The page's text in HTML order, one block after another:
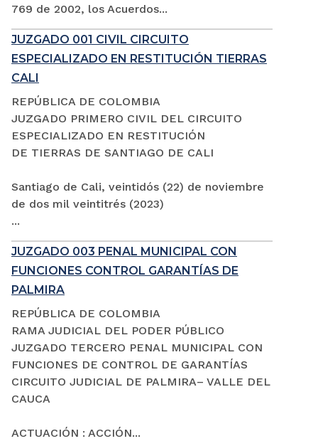
769 de 2002, los Acuerdos...
JUZGADO 001 CIVIL CIRCUITO
ESPECIALIZADO EN RESTITUCIÓN TIERRAS
CALI
REPÚBLICA DE COLOMBIA
JUZGADO PRIMERO CIVIL DEL CIRCUITO
ESPECIALIZADO EN RESTITUCIÓN
DE TIERRAS DE SANTIAGO DE CALI
Santiago de Cali, veintidós (22) de noviembre
de dos mil veintitrés (2023)
...
JUZGADO 003 PENAL MUNICIPAL CON
FUNCIONES CONTROL GARANTÍAS DE
PALMIRA
REPÚBLICA DE COLOMBIA
RAMA JUDICIAL DEL PODER PÚBLICO
JUZGADO TERCERO PENAL MUNICIPAL CON
FUNCIONES DE CONTROL DE GARANTÍAS
CIRCUITO JUDICIAL DE PALMIRA– VALLE DEL
CAUCA
ACTUACIÓN : ACCIÓN...